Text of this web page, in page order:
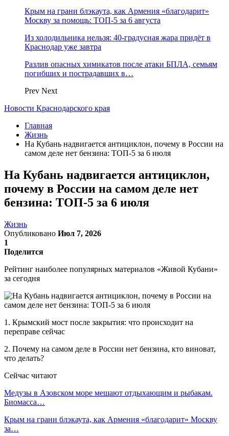
Крым на грани блэкаута, как Армения «благодарит»
Москву за помощь: ТОП-5 за 6 августа
Из холодильника нельзя: 40-градусная жара придёт в
Краснодар уже завтра
Разлив опасных химикатов после атаки БПЛА, семьям
погибших и пострадавших в…
Prev Next
Новости Краснодарского края
Главная
Жизнь
На Кубань надвигается антициклон, почему в России на
самом деле нет бензина: ТОП-5 за 6 июля
На Кубань надвигается антициклон,
почему в России на самом деле нет
бензина: ТОП-5 за 6 июля
Жизнь
Опубликовано Июл 7, 2026
1
Поделится
Рейтинг наиболее популярных материалов «Живой Кубани»
за сегодня
1. Крымский мост после закрытия: что происходит на
переправе сейчас
2. Почему на самом деле в России нет бензина, кто виноват,
что делать?
Сейчас читают
Медузы в Азовском море мешают отдыхающим и рыбакам.
Биомасса…
Крым на грани блэкаута, как Армения «благодарит» Москву
за…